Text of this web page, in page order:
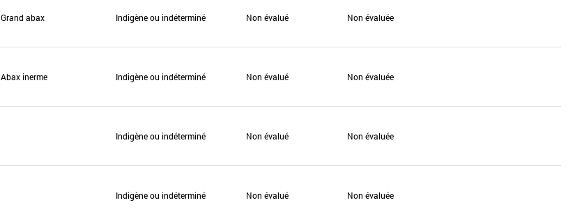
Grand abax Indigène ou indéterminé Non évalué Non évaluée
Abax inerme Indigène ou indéterminé Non évalué Non évaluée
Indigène ou indéterminé Non évalué Non évaluée
Indigène ou indéterminé Non évalué Non évaluée